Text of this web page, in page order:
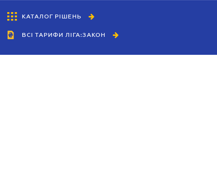
КАТАЛОГ РІШЕНЬ
ВСІ ТАРИФИ ЛІГА:ЗАКОН